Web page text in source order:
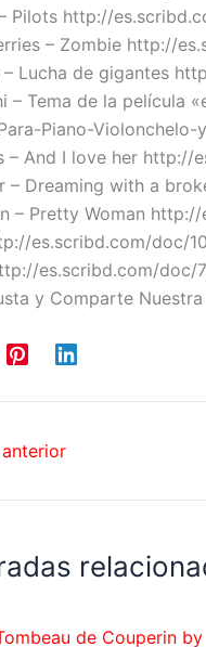
Pilots http://
– Zombie http://
– Lucha de gigantes
– Tema de la película
Piano-
– And I love her
– Dreaming with a
– Pretty Woman
es.scribd.com/doc/
es.scribd.com/doc/
y Comparte